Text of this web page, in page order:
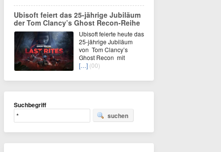
Ubisoft feiert das 25-jährige Jubiläum
der Tom Clancy’s Ghost Recon-Reihe
Ubisoft feierte heute das
25-jährige Jubiläum
von Tom Clancy’s
Ghost Recon mit
[…] (00)
Suchbegriff
suchen